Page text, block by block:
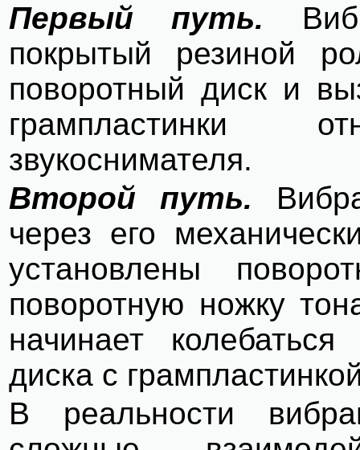
Первый путь.
покрытый резиной
поворотный диск и
грампластинки
звукоснимателя.
Второй путь.
через его
установлены
поворотную ножку
начинает
диска с
В реальности